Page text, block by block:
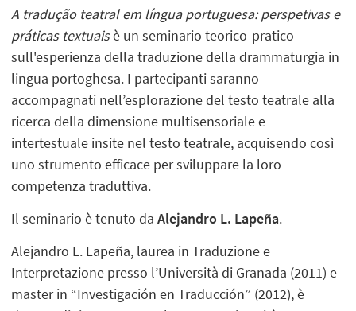
A tradução teatral em língua portuguesa: perspetivas e
práticas textuaisè un seminario teorico-pratico
sull'esperienza della traduzione della drammaturgia in
lingua portoghesa. I partecipanti saranno
accompagnati nell’esplorazione del testo teatrale alla
ricerca della dimensione multisensoriale e
intertestuale insite nel testo teatrale, acquisendo così
uno strumento efficace per sviluppare la loro
competenza traduttiva.
Il seminario è tenuto daAlejandro L. Lapeña.
Alejandro L. Lapeña, laurea in Traduzione e
Interpretazione presso l’Università di Granada (2011) e
master in “Investigación en Traducción” (2012), è